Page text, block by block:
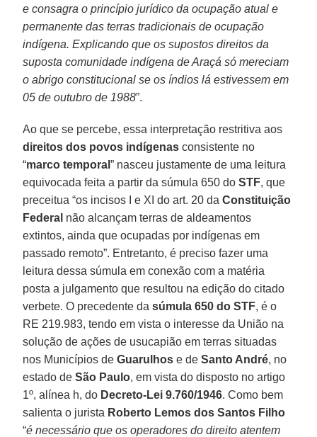
e consagra o princípio jurídico da ocupação atual e
permanente das terras tradicionais de ocupação
indígena. Explicando que os supostos direitos da
suposta comunidade indígena de Araçá só mereciam
o abrigo constitucional se os índios lá estivessem em
05 de outubro de 1988”.
Ao que se percebe, essa interpretação restritiva aos
direitos dos povos indígenas consistente no
“marco temporal” nasceu justamente de uma leitura
equivocada feita a partir da súmula 650 doSTF, que
preceitua “os incisos I e XI do art. 20 daConstituição
Federal não alcançam terras de aldeamentos
extintos, ainda que ocupadas por indígenas em
passado remoto”. Entretanto, é preciso fazer uma
leitura dessa súmula em conexão com a matéria
posta a julgamento que resultou na edição do citado
verbete. O precedente dasúmula 650 do STF, é o
RE 219.983, tendo em vista o interesse da União na
solução de ações de usucapião em terras situadas
nos Municípios deGuarulhos e deSanto André, no
estado deSão Paulo, em vista do disposto no artigo
1º, alínea h, do Decreto-Lei 9.760/1946. Como bem
salienta o jurista Roberto Lemos dos Santos Filho
“é necessário que os operadores do direito atentem